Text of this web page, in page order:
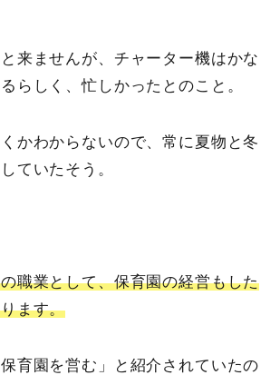
来ませんが、チャーター機はかな
らしく、忙しかったとのこと。
かわからないので、常に夏物と冬
ていたそう。
職業として、保育園の経営もした
ます。
育園を営む」と紹介されていたの